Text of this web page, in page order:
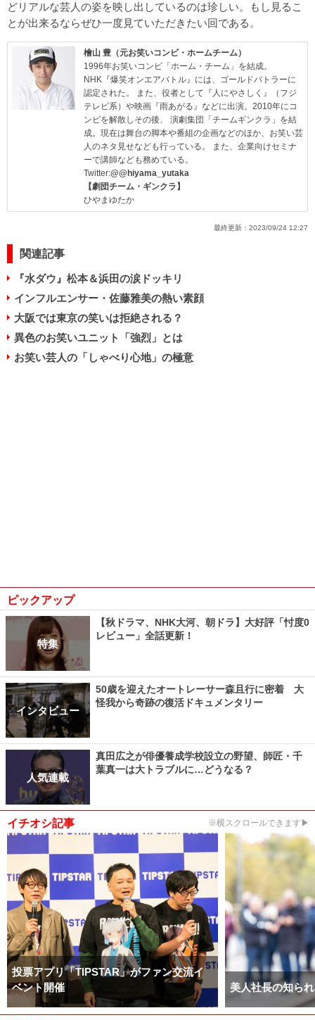
どリアルな芸人の姿を映し出しているのは珍しい。もし見るこ
とが出来るならぜひ一度見ていただきたい回である。
檜山 豊（元お笑いコンビ・ホームチーム）
1996年お笑いコンビ「ホーム・チーム」を結成。
NHK『爆笑オンエアバトル』には、ゴールドバトラーに
認定された。 また、役者として『人にやさしく』（フジ
テレビ系）や映画『雨あがる』などに出演。2010年にコ
ンビを解散しその後、 演劇集団「チームギンクラ」を結
成。現在は舞台の脚本や番組の企画などのほか、お笑い芸
人のネタ見せなども行っている。 また、企業向けセミナ
ーで講師なども務めている。
Twitter:@@hiyama_yutaka
【劇団チーム・ギンクラ】
ひやまゆたか
最終更新： 2023/09/24 12:27
関連記事
『水ダウ』松本＆浜田の涙ドッキリ
インフルエンサー・佐藤雅美の熱い素顔
大阪では東京の笑いは拒絶される？
異色のお笑いユニット「強烈」とは
お笑い芸人の「しゃべり心地」の極意
ピックアップ
特集
【秋ドラマ、NHK大河、朝ドラ】大好評「忖度0
レビュー」全話更新！
インタビュー
50歳を迎えたオートレーサー森且行に密着 大
怪我から奇跡の復活ドキュメンタリー
人気連載
真田広之が俳優養成学校設立の野望、師匠・千
葉真一は大トラブルに…どうなる？
イチオシ記事 ※横スクロールできます▶
投票アプリ「TIPSTAR」がファン交流イ
ベント開催
美人社長の知ら